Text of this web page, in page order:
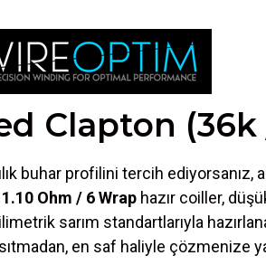
Clapton (36k
buhar profilini tercih ediyorsanız,
Ohm / 6 Wraphazır coiller,
sarım standartlarıyla
en saf haliyle çözmenize